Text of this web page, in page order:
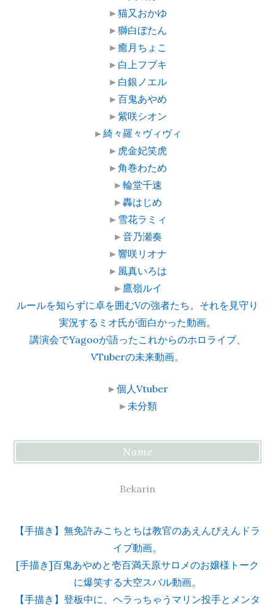
►猫又おかゆ
►獅白ぼたん
►癒月ちょこ
► 白上フブキ
► 白銀ノエル
►百鬼あやめ
►紫咲シオン
►綺々羅々ヴィヴィ
► 虎金妃笑虎
►角巻わため
►輪堂千速
►轟はじめ
► 雪花ラミィ
►音乃瀬奏
►響咲リオナ
► 風真いろは
► 鷹嶺ルイ
ルールを知らずに卓を囲むVの強者たち。それを見守り
実況するミオ氏が面白かった動画。
講演会でYagooが語ったこれからのホロライブ、
VTuberの未来動画。
►個人Vtuber
► 未分類
Name
Bekarin
【手描き】無免許みこちとちは教官のあえんびえんドラ
イブ動画。
[手描き]百鬼あやめと壱百満天原サロメのお嬢様トーク
に爆笑する大空スバル動画。
【手描き】登板中に、ヘラっちゃうマリン投手とメンタ